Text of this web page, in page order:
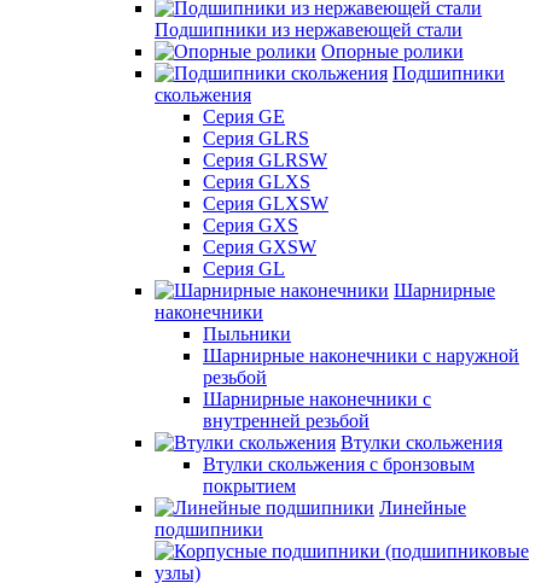
Подшипники из нержавеющей стали
Опорные ролики
Подшипники
скольжения
Серия GE
Серия GLRS
Серия GLRSW
Серия GLXS
Серия GLXSW
Серия GXS
Серия GXSW
Серия GL
Шарнирные
наконечники
Пыльники
Шарнирные наконечники с наружной
резьбой
Шарнирные наконечники с
внутренней резьбой
Втулки скольжения
Втулки скольжения с бронзовым
покрытием
Линейные
подшипники